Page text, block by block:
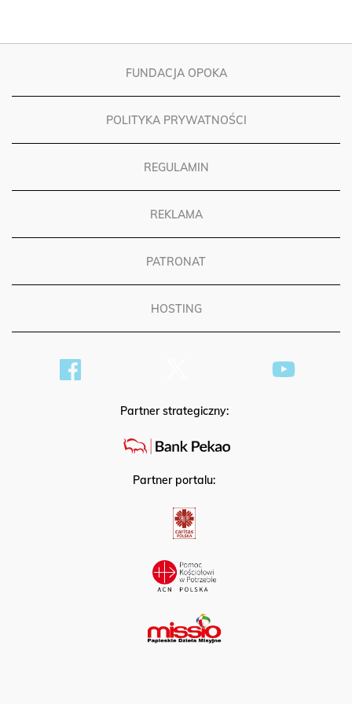
FUNDACJA OPOKA
POLITYKA PRYWATNOŚCI
REGULAMIN
REKLAMA
PATRONAT
HOSTING
Partner strategiczny:
Partner portalu: